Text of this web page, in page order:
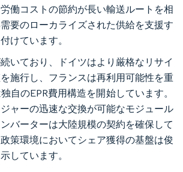
働コストの節約が長い輸送ルートを相
要のローカライズされた供給を支援す
けています。
いており、ドイツはより厳格なリサイ
施行し、フランスは再利用可能性を重
自のEPR費用構造を開始しています。
ャーの迅速な交換が可能なモジュール
バーターは大陸規模の契約を確保して
策環境においてシェア獲得の基盤は俊
しています。